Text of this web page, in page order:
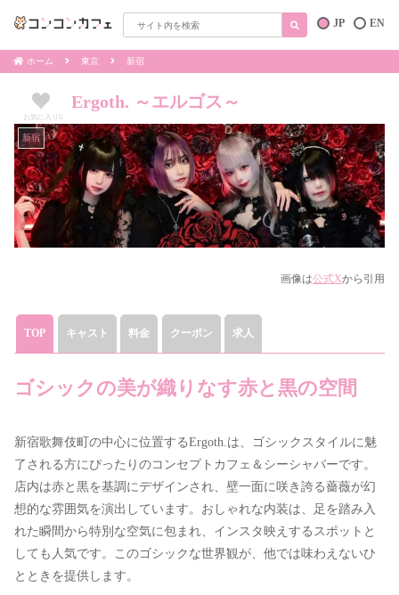
EN
JP
ホーム 東京 新宿
お気に入り 0
Ergoth. ～エルゴス～
新宿
画像は公式Xから引用
TOP キャスト 料金 クーポン 求人
ゴシックの美が織りなす赤と黒の空間
新宿歌舞伎町の中心に位置するErgoth.は、ゴシックスタイルに魅
了される方にぴったりのコンセプトカフェ＆シーシャバーです。
店内は赤と黒を基調にデザインされ、壁一面に咲き誇る薔薇が幻
想的な雰囲気を演出しています。おしゃれな内装は、足を踏み入
れた瞬間から特別な空気に包まれ、インスタ映えするスポットと
しても人気です。このゴシックな世界観が、他では味わえないひ
とときを提供します。